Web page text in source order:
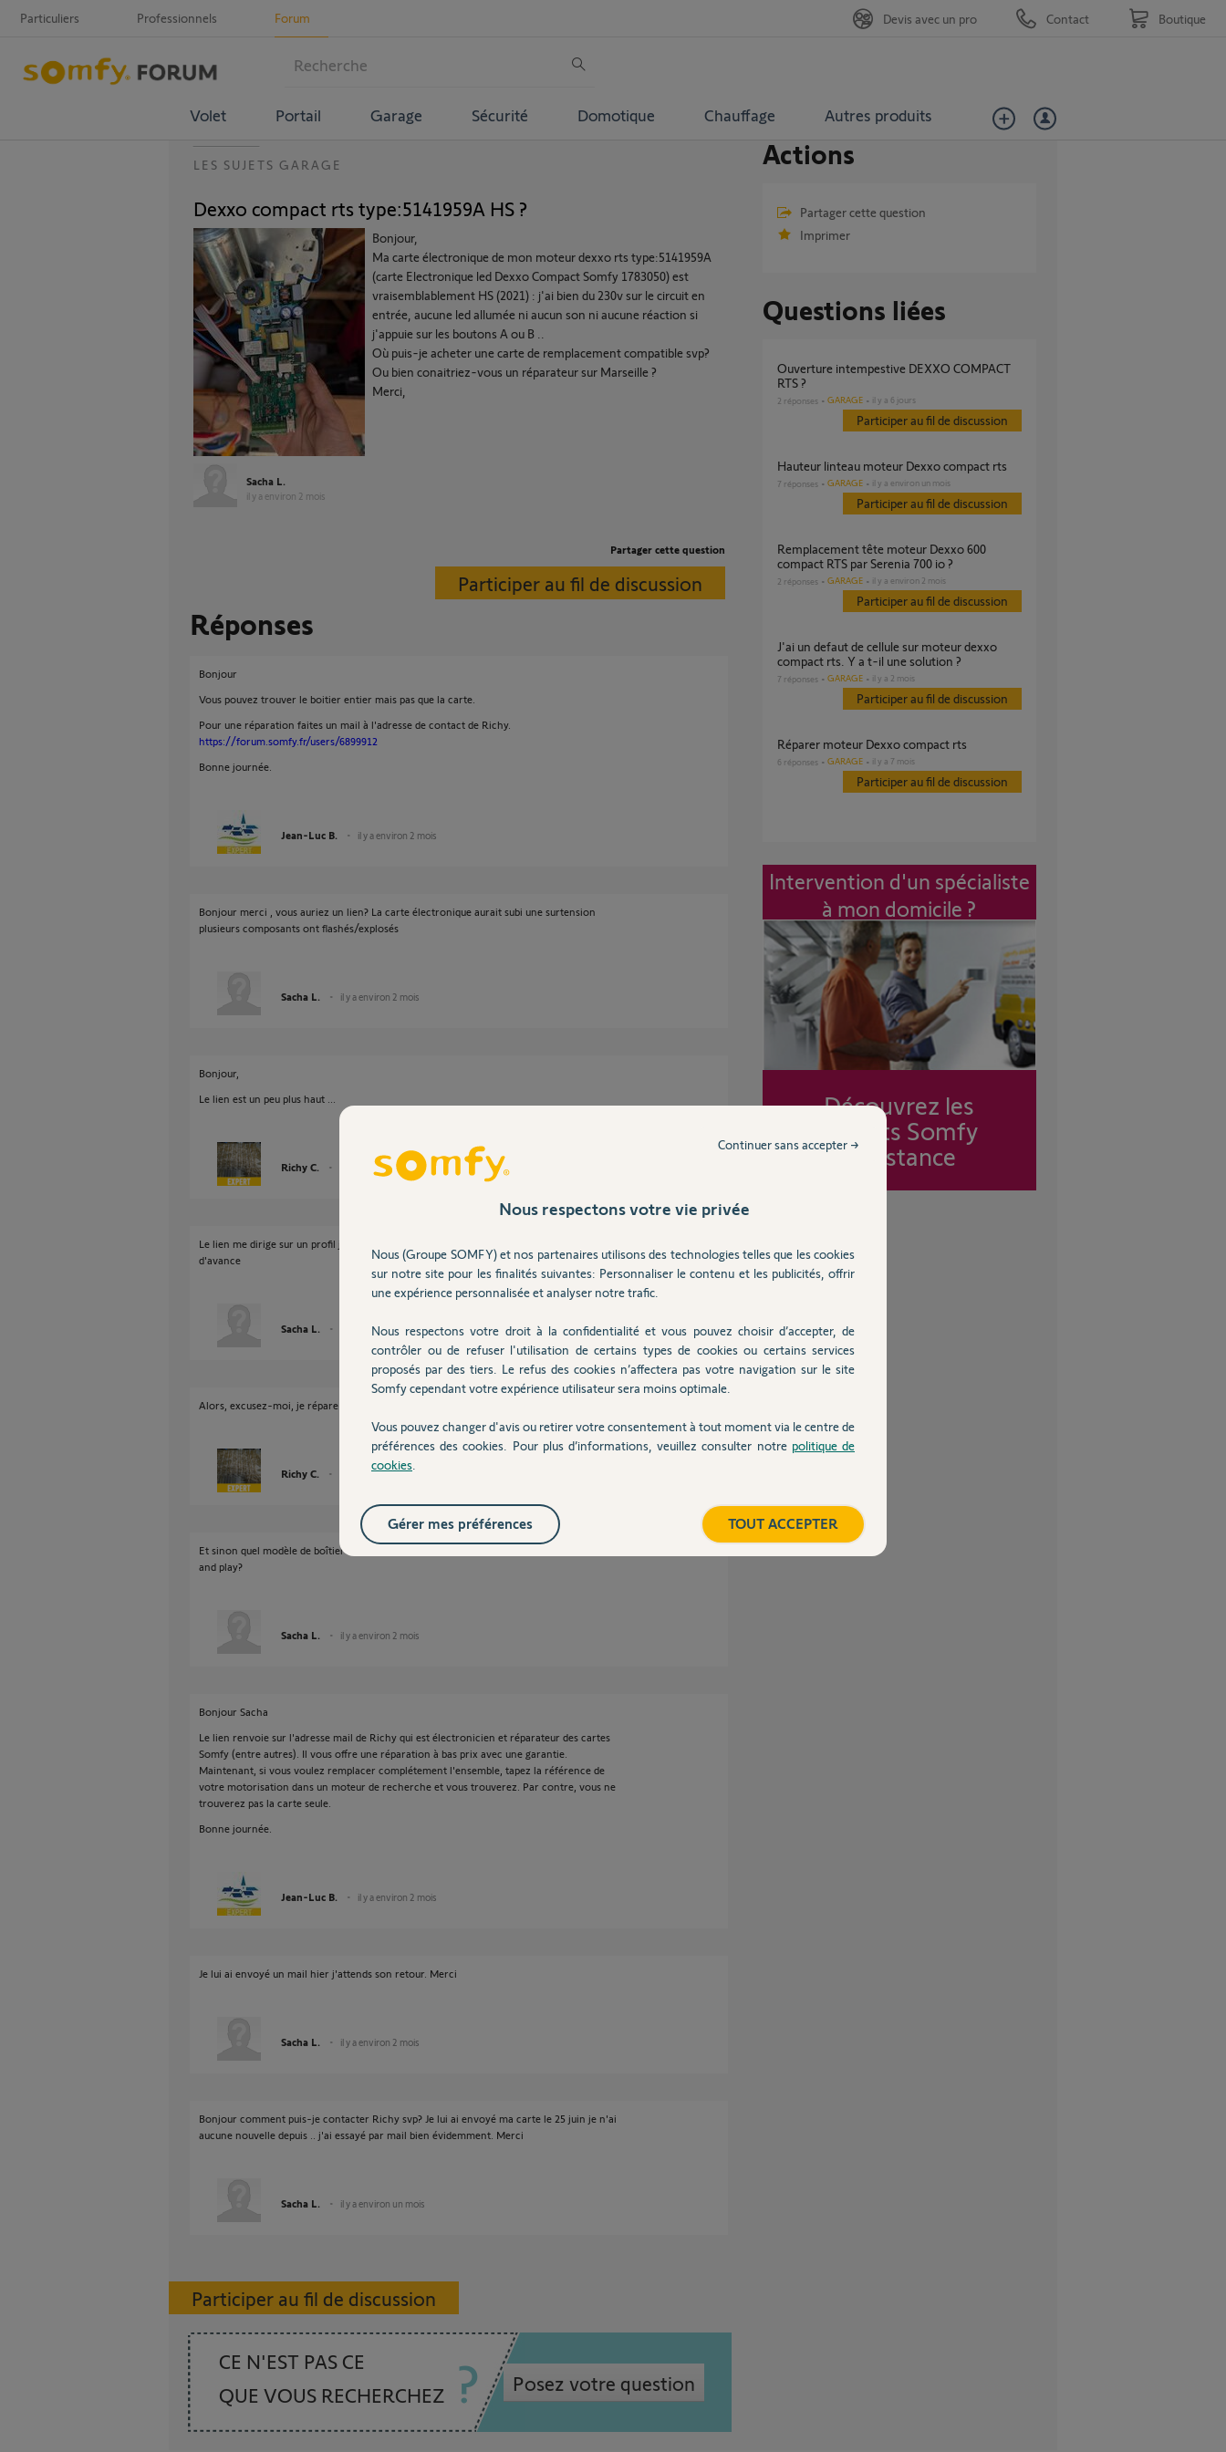
Particuliers Professionnels Forum
Volet Portail Garage Sécurité Domotique Chauffage Autres produits
Devis avec un pro Contact Boutique
LES SUJETS GARAGE
Dexxo compact rts type:5141959A HS ?
Bonjour,
Ma carte électronique de mon moteur dexxo rts type:5141959A
(carte Electronique led Dexxo Compact Somfy 1783050) est
vraisemblablement HS (2021) : j'ai bien du 230v sur le circuit en
entrée, aucune led allumée ni aucun son ni aucune réaction si
j'appuie sur les boutons A ou B ..
Où puis-je acheter une carte de remplacement compatible svp?
Ou bien conaitriez-vous un réparateur sur Marseille ?
Merci,
Sacha L.
il y a environ 2 mois
Partager cette question
Participer au fil de discussion
Réponses
Bonjour
Vous pouvez trouver le boitier entier mais pas que la carte.
Pour une réparation faites un mail à l'adresse de contact de Richy.
https://forum.somfy.fr/users/6899912
Bonne journée.
Jean-Luc B. il y a environ 2 mois
Bonjour merci , vous auriez un lien? La carte électronique aurait subi une surtension
plusieurs composants ont flashés/explosés
Sacha L. il y a environ 2 mois
Bonjour,
Le lien est un peu plus haut ...
Richy C. il y a environ 2 mois
Le lien me dirige sur un profil je souhaite un lien pour acheter un boîtier compatible. Merci
d'avance
Sacha L. il y a environ 2 mois
Alors, excusez-moi, je répare les cartes, mais ne les commercialise pas.
Richy C. il y a environ 2 mois
Et sinon quel modèle de boîtier complet qui se vend aujourd'hui serait compatible & plug
and play?
Sacha L. il y a environ 2 mois
Bonjour Sacha
Le lien renvoie sur l'adresse mail de Richy qui est électronicien et réparateur des cartes
Somfy (entre autres). Il vous offre une réparation à bas prix avec une garantie.
Maintenant, si vous voulez remplacer complétement l'ensemble, tapez la référence de
votre motorisation dans un moteur de recherche et vous trouverez. Par contre, vous ne
trouverez pas la carte seule.
Bonne journée.
Jean-Luc B. il y a environ 2 mois
Je lui ai envoyé un mail hier j'attends son retour. Merci
Sacha L. il y a environ 2 mois
Bonjour comment puis-je contacter Richy svp? Je lui ai envoyé ma carte le 25 juin je n'ai
aucune nouvelle depuis .. j'ai essayé par mail bien évidemment. Merci
Sacha L. il y a environ un mois
Participer au fil de discussion
CE N'EST PAS CE
QUE VOUS RECHERCHEZ
Posez votre question
Actions
Partager cette question
Imprimer
Questions liées
Ouverture intempestive DEXXO COMPACT
RTS ?
2 réponses GARAGE il y a 6 jours
Participer au fil de discussion
Hauteur linteau moteur Dexxo compact rts
7 réponses GARAGE il y a environ un mois
Participer au fil de discussion
Remplacement tête moteur Dexxo 600
compact RTS par Serenia 700 io ?
2 réponses GARAGE il y a environ 2 mois
Participer au fil de discussion
J'ai un defaut de cellule sur moteur dexxo
compact rts. Y a t-il une solution ?
7 réponses GARAGE il y a 2 mois
Participer au fil de discussion
Réparer moteur Dexxo compact rts
6 réponses GARAGE il y a 7 mois
Participer au fil de discussion
Intervention d'un spécialiste
à mon domicile ?
Découvrez les
forfaits Somfy
Assistance
Nous respectons votre vie privée
Nous (Groupe SOMFY) et nos partenaires utilisons des technologies telles que les cookies
sur notre site pour les finalités suivantes: Personnaliser le contenu et les publicités, offrir
une expérience personnalisée et analyser notre trafic.
Nous respectons votre droit à la confidentialité et vous pouvez choisir d’accepter, de
contrôler ou de refuser l'utilisation de certains types de cookies ou certains services
proposés par des tiers. Le refus des cookies n’affectera pas votre navigation sur le site
Somfy cependant votre expérience utilisateur sera moins optimale.
Vous pouvez changer d'avis ou retirer votre consentement à tout moment via le centre de
préférences des cookies. Pour plus d’informations, veuillez consulter notre politique de
cookies
Continuer sans accepter →
TOUT ACCEPTER
Gérer mes préférences